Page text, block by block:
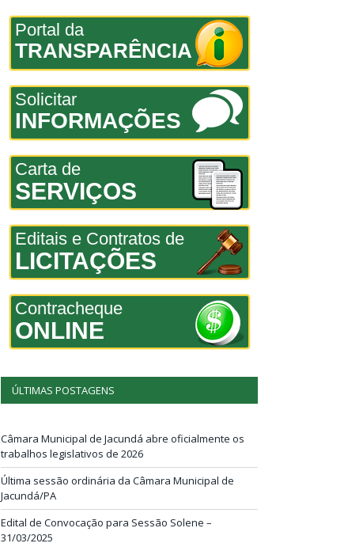
Portal da
TRANSPARÊNCIA
Solicitar
INFORMAÇÕES
Carta de
SERVIÇOS
Editais e Contratos de
LICITAÇÕES
Contracheque
ONLINE
ÚLTIMAS POSTAGENS
Câmara Municipal de Jacundá abre oficialmente os
trabalhos legislativos de 2026
Última sessão ordinária da Câmara Municipal de
Jacundá/PA
Edital de Convocação para Sessão Solene –
31/03/2025